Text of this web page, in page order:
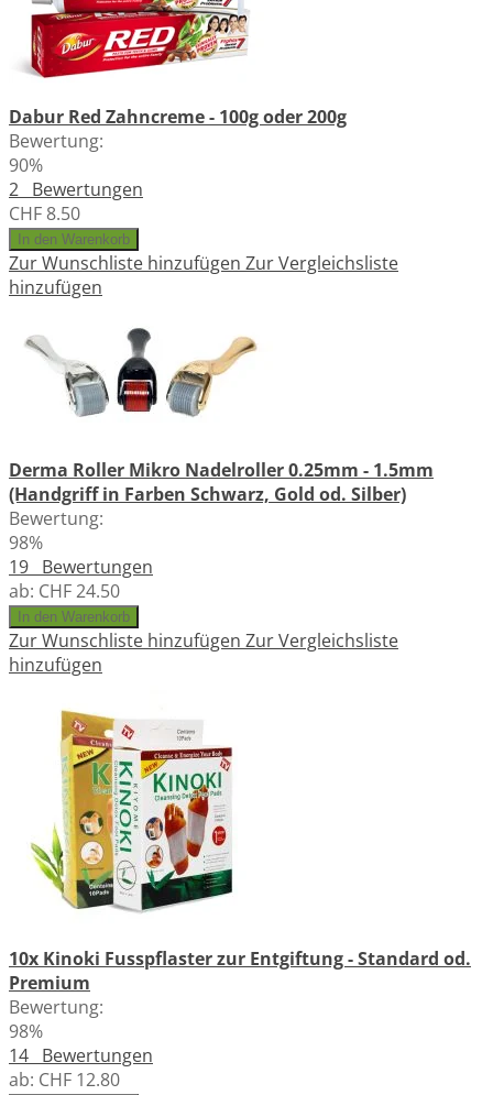
Dabur Red Zahncreme - 100g oder 200g
Bewertung:
90%
2 Bewertungen
CHF 8.50
In den Warenkorb
Zur Wunschliste hinzufügen Zur Vergleichsliste
hinzufügen
Derma Roller Mikro Nadelroller 0.25mm - 1.5mm
(Handgriff in Farben Schwarz, Gold od. Silber)
Bewertung:
98%
19 Bewertungen
ab: CHF 24.50
In den Warenkorb
Zur Wunschliste hinzufügen Zur Vergleichsliste
hinzufügen
10x Kinoki Fusspflaster zur Entgiftung - Standard od.
Premium
Bewertung:
98%
14 Bewertungen
ab: CHF 12.80